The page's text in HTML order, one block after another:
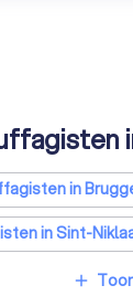
in
in Sint-
add